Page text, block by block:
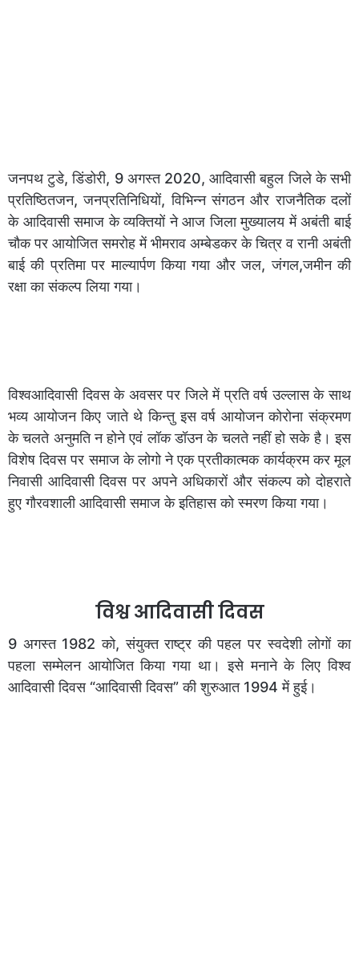
जनपथ टुडे, डिंडोरी, 9 अगस्त 2020, आदिवासी बहुल जिले के सभी
प्रतिष्ठितजन, जनप्रतिनिधियों, विभिन्न संगठन और राजनैतिक दलों
के आदिवासी समाज के व्यक्तियों ने आज जिला मुख्यालय में अबंती बाई
चौक पर आयोजित समरोह में भीमराव अम्बेडकर के चित्र व रानी अबंती
बाई की प्रतिमा पर माल्यार्पण किया गया और जल, जंगल,जमीन की
रक्षा का संकल्प लिया गया।
विश्वआदिवासी दिवस के अवसर पर जिले में प्रति वर्ष उल्लास के साथ
भव्य आयोजन किए जाते थे किन्तु इस वर्ष आयोजन कोरोना संक्रमण
के चलते अनुमति न होने एवं लॉक डॉउन के चलते नहीं हो सके है। इस
विशेष दिवस पर समाज के लोगो ने एक प्रतीकात्मक कार्यक्रम कर मूल
निवासी आदिवासी दिवस पर अपने अधिकारों और संकल्प को दोहराते
हुए गौरवशाली आदिवासी समाज के इतिहास को स्मरण किया गया।
विश्व आदिवासी दिवस
9 अगस्त 1982 को, संयुक्त राष्ट्र की पहल पर स्वदेशी लोगों का
पहला सम्मेलन आयोजित किया गया था। इसे मनाने के लिए विश्व
आदिवासी दिवस “आदिवासी दिवस” ​​की शुरुआत 1994 में हुई।